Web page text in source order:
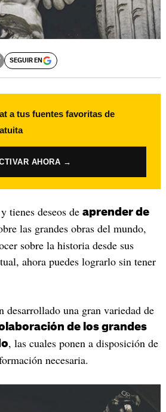
SEGUIR EN
a tus fuentes favoritas de
AHORA →
tienes deseos de aprender de
las grandes obras del mundo,
sobre la historia desde sus
ahora puedes lograrlo sin tener
desarrollado una gran variedad de
de los grandes
, las cuales ponen a disposición de
necesaria.